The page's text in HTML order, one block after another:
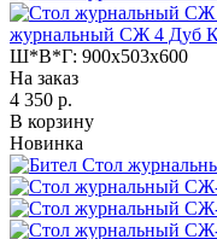
журнальный СЖ 4 Дуб
Ш*В*Г: 900x503x600
На заказ
4 350 р.
В корзину
Новинка